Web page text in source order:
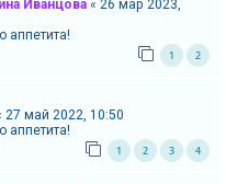
Иванцова « 26 мар 2023,
аппетита!
1 2
27 май 2022, 10:50
аппетита!
1 2 3 4